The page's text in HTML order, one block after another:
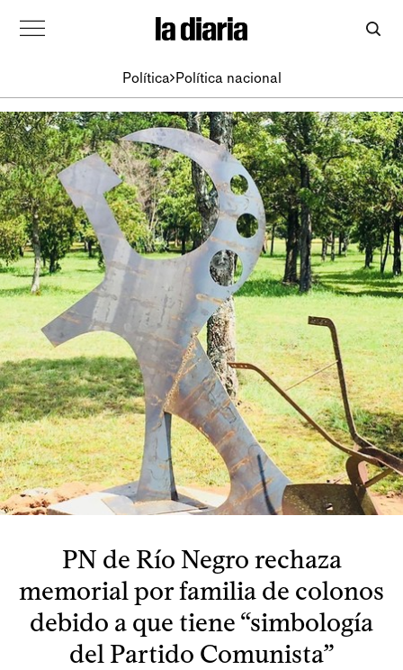
Política Política nacional
PN de Río Negro rechaza
memorial por familia de colonos
debido a que tiene “simbología
del Partido Comunista”